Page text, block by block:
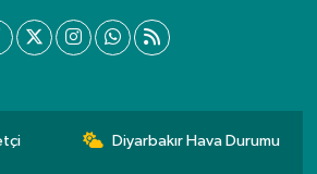
Diyarbakır Hava Durumu